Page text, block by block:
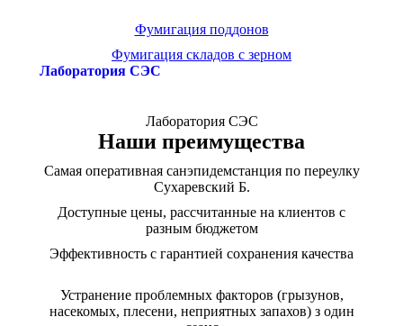
Фумигация поддонов
Фумигация складов с зерном
Лаборатория СЭС
Лаборатория СЭС
Наши преимущества
Самая оперативная санэпидемстанция по переулку
Сухаревский Б.
Доступные цены, рассчитанные на клиентов с
разным бюджетом
Эффективность с гарантией сохранения качества
Устранение проблемных факторов (грызунов,
насекомых, плесени, неприятных запахов) з один